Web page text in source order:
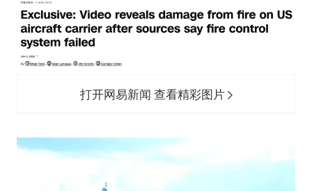
奋进开新局 实干挑大梁
打开网易新闻 查看精彩图片